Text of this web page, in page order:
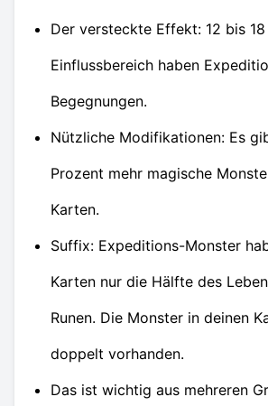
Der versteckte Effekt: 12 bis
Einflussbereich haben
Begegnungen.
Nützliche Modifikationen: Es
Prozent mehr magische
Karten.
Suffix: Expeditions-Monster
Karten nur die Hälfte des
Runen. Die Monster in deinen
doppelt vorhanden.
Das ist wichtig aus mehreren